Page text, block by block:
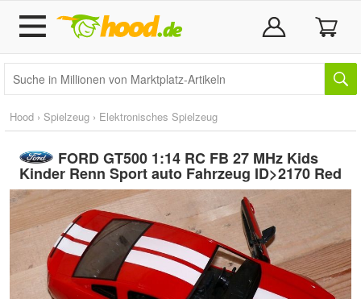
Hood › Spielzeug › Elektronisches Spielzeug
FORD GT500 1:14 RC FB 27 MHz Kids
Kinder Renn Sport auto Fahrzeug ID>2170 Red